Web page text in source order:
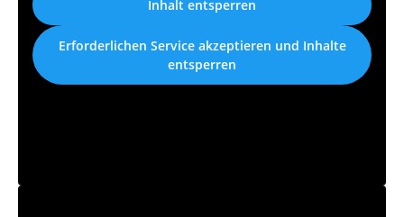
Inhalt entsperren
Erforderlichen Service akzeptieren und Inhalte
entsperren